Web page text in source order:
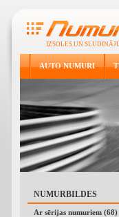
IZSOLES UN
AUTO NUMURI
NUMURBILDES
Ar sērijas numuriem (68)